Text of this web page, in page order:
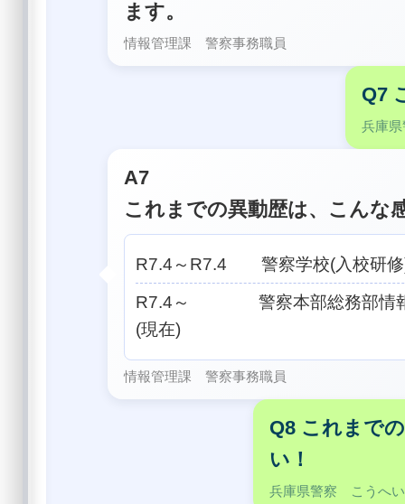
ます。
情報管理課 警察事務職員
Q7
兵庫
A7
これまでの異動歴は、こんな
R7.4～R7.4 警察学校(入校研
R7.4～ 警察本部総務部情
(現在)
情報管理課 警察事務職員
Q8 これまで
い！
兵庫県警察 こうへ